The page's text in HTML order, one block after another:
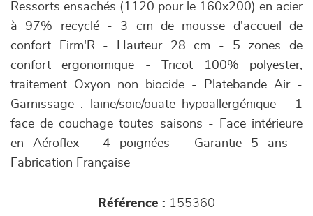
Ressorts ensachés (1120 pour le 160x200) en acier
à 97% recyclé - 3 cm de mousse d'accueil de
confort Firm'R - Hauteur 28 cm - 5 zones de
confort ergonomique - Tricot 100% polyester,
traitement Oxyon non biocide - Platebande Air -
Garnissage : laine/soie/ouate hypoallergénique - 1
face de couchage toutes saisons - Face intérieure
en Aéroflex - 4 poignées - Garantie 5 ans -
Fabrication Française
Référence : 155360